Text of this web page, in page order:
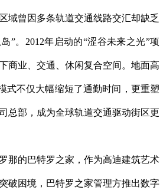
域曾因多条轨道交通线路交汇却缺乏
”。2012年启动的“涩谷未来之光”项
商业、交通、休闲复合空间。地面高
式不仅大幅缩短了通勤时间，更重塑
总部，成为全球轨道交通驱动街区更
那的巴特罗之家，作为高迪建筑艺术
破困境，巴特罗之家管理方推出数字